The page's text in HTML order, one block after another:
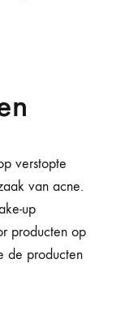
verstopte
van acne.
up
producten op
de producten